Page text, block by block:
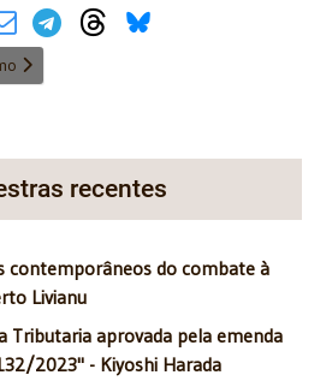
Media
E AS RAIZES DA AMÉRICA
artigo: Está em vigor o parlamentarismo
recentes
contemporâneos do combate à
Livianu
Tributaria aprovada pela emenda
2023" - Kiyoshi Harada